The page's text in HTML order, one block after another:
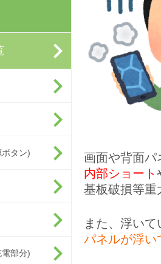
タン)
電部分)
画面や背面パ
内部ショート
基板破損等重
また、浮い
パネルが浮い